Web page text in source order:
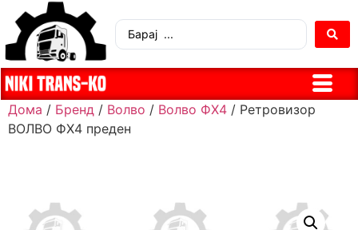
Дома / Бренд / Волво / Волво ФХ4 / Ретровизор
ВОЛВО ФХ4 преден